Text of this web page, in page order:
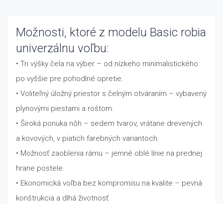
Možnosti, ktoré z modelu Basic robia
univerzálnu voľbu:
• Tri výšky čela na výber – od nízkeho minimalistického
po vyššie pre pohodlné opretie.
• Voliteľný úložný priestor s čelným otváraním – vybavený
plynovými piestami a roštom.
• Široká ponuka nôh – sedem tvarov, vrátane drevených
a kovových, v piatich farebných variantoch.
• Možnosť zaoblenia rámu – jemné oblé línie na prednej
hrane postele.
• Ekonomická voľba bez kompromisu na kvalite – pevná
konštrukcia a dlhá životnosť.